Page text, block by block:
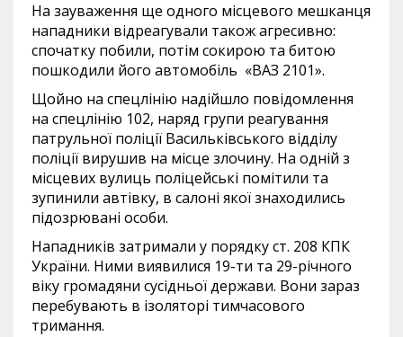
На зауваження ще одного місцевого мешканця
нападники відреагували також агресивно:
спочатку побили, потім сокирою та битою
пошкодили його автомобіль «ВАЗ 2101».
Щойно на спецлінію надійшло повідомлення
на спецлінію 102, наряд групи реагування
патрульної поліції Васильківського відділу
поліції вирушив на місце злочину. На одній з
місцевих вулиць поліцейські помітили та
зупинили автівку, в салоні якої знаходились
підозрювані особи.
Нападників затримали у порядку ст. 208 КПК
України. Ними виявилися 19-ти та 29-річного
віку громадяни сусідньої держави. Вони зараз
перебувають в ізоляторі тимчасового
тримання.